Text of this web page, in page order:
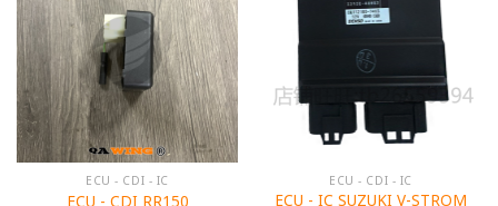
ECU - CDI - IC
ECU - CDI RR150
ECU - CDI - IC
ECU - IC SUZUKI V-STROM